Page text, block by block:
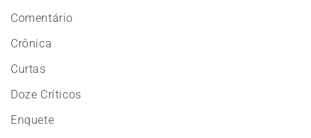
Comentário
Crônica
Curtas
Doze Críticos
Enquete